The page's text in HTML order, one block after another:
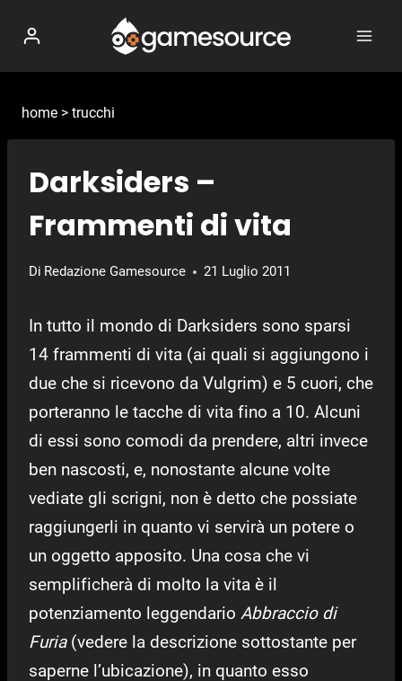
contenuto
home > trucchi
Darksiders –
Frammenti di vita
Di Redazione Gamesource 21 Luglio 2011
In tutto il mondo di Darksiders sono sparsi
14 frammenti di vita (ai quali si aggiungono i
due che si ricevono da Vulgrim) e 5 cuori, che
porteranno le tacche di vita fino a 10. Alcuni
di essi sono comodi da prendere, altri invece
ben nascosti, e, nonostante alcune volte
vediate gli scrigni, non è detto che possiate
raggiungerli in quanto vi servirà un potere o
un oggetto apposito. Una cosa che vi
semplificherà di molto la vita è il
potenziamento leggendario Abbraccio di
Furia (vedere la descrizione sottostante per
saperne l’ubicazione), in quanto esso